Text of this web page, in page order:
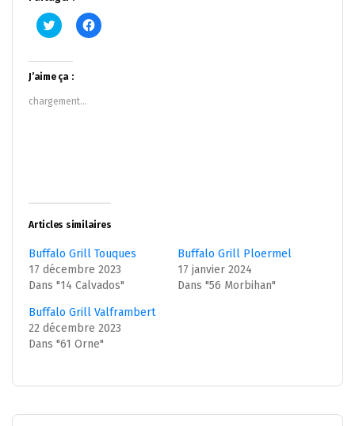
Cliquez
pour
Twitter(ouvre
dans
une
nouvelle
fenêtre)
Cliquez
pour
J’aime ça :
chargement…
Articles similaires
Buffalo Grill Touques
17 décembre 2023
Dans "14 Calvados"
Buffalo Grill Ploermel
17 janvier 2024
Dans "56 Morbihan"
Buffalo Grill Valframbert
22 décembre 2023
Dans "61 Orne"